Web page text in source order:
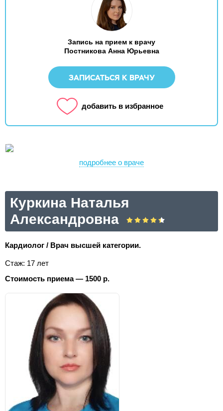
Запись на прием к врачу
Постникова Анна Юрьевна
ЗАПИСАТЬСЯ К ВРАЧУ
добавить в избранное
подробнее о враче
Куркина Наталья
Александровна
Кардиолог / Врач высшей категории.
Стаж: 17 лет
Стоимость приема — 1500 р.